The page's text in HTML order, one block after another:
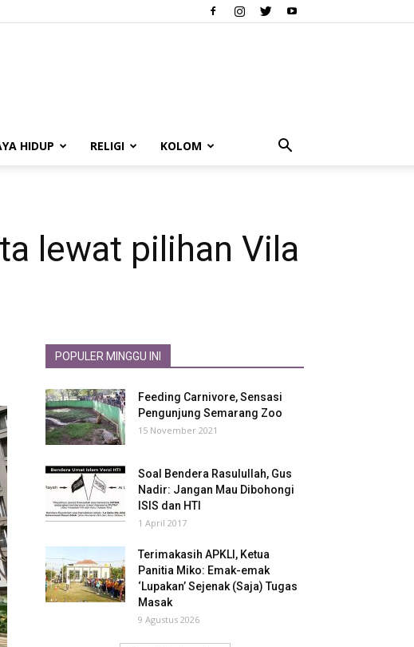
HIDUP RELIGI KOLOM
lewat pilihan Vila
POPULER MINGGU INI
Feeding Carnivore, Sensasi
Pengunjung Semarang Zoo
15 November 2021
Soal Bendera Rasulullah, Gus
Nadir: Jangan Mau Dibohongi
ISIS dan HTI
1 April 2017
Terimakasih APKLI, Ketua
Panitia Miko: Emak-emak
‘Lupakan’ Sejenak (Saja) Tugas
Masak
9 Agustus 2026